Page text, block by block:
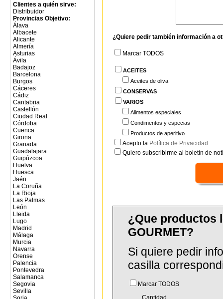
Clientes a quién sirve:
Distribuidor
Provincias Objetivo:
Álava
Albacete
Alicante
Almería
Asturias
Ávila
Badajoz
Barcelona
Burgos
Cáceres
Cádiz
Cantabria
Castellón
Ciudad Real
Córdoba
Cuenca
Girona
Granada
Guadalajara
Guipúzcoa
Huelva
Huesca
Jaén
La Coruña
La Rioja
Las Palmas
León
Lleida
Lugo
Madrid
Málaga
Murcia
Navarra
Orense
Palencia
Pontevedra
Salamanca
Segovia
Sevilla
¿Quiere pedir también información a
Marcar TODOS
ACEITES
Aceites de oliva
CONSERVAS
VARIOS
Alimentos especiales
Condimentos y especias
Productos de aperitivo
Acepto la Política de Privacidad
Quiero subscribirme al boletín de
¿Que productos
GOURMET?
Si quiere pedir
casilla
Marcar TODOS
Cantidad